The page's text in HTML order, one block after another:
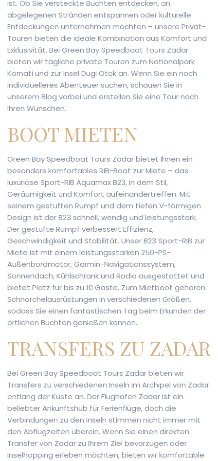
ist. Ob Sie versteckte Buchten entdecken, an
abgelegenen Stränden entspannen oder kulturelle
Entdeckungen unternehmen möchten – unsere Privat-
Touren bieten die ideale Kombination aus Komfort und
Exklusivität. Bei Green Bay Speedboat Tours Zadar
bieten wir tägliche private Touren zum Nationalpark
Kornati und zur Insel Dugi Otok an. Wenn Sie ein noch
individuelleres Abenteuer suchen, schauen Sie in
unserem Blog vorbei und erstellen Sie eine Tour nach
Ihren Wünschen.
BOOT MIETEN
Green Bay Speedboat Tours Zadar bietet Ihnen ein
besonders komfortables RIB-Boot zur Miete – das
luxuriöse Sport-RIB Aquamax B23, in dem Stil,
Geräumigkeit und Komfort aufeinandertreffen. Mit
seinem gestuften Rumpf und dem tiefen V-förmigen
Design ist der B23 schnell, wendig und leistungsstark.
Der gestufte Rumpf verbessert Effizienz,
Geschwindigkeit und Stabilität. Unser B23 Sport-RIB zur
Miete ist mit einem leistungsstarken 250-PS-
Außenbordmotor, Garmin-Navigationssystem,
Sonnendach, Kühlschrank und Radio ausgestattet und
bietet Platz für bis zu 10 Gäste. Zum Mietboot gehören
Schnorchelausrüstungen in verschiedenen Größen,
sodass Sie einen fantastischen Tag beim Erkunden der
örtlichen Buchten genießen können.
TRANSFERS ZU ZADAR
Bei Green Bay Speedboat Tours Zadar bieten wir
Transfers zu verschiedenen Inseln im Archipel von Zadar
entlang der Küste an. Der Flughafen Zadar ist ein
beliebter Ankunftshub für Ferienflüge, doch die
Verbindungen zu den Inseln stimmen nicht immer mit
den Abflugzeiten überein. Wenn Sie einen direkten
Transfer von Zadar zu Ihrem Ziel bevorzugen oder
Inselhopping erleben möchten, bieten wir komfortable